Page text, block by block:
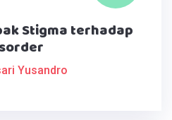
Stigma terhadap
Yusandro